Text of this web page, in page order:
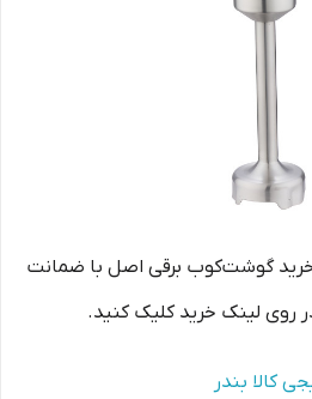
گوشت‌کوب برقی اصل با ضمانت
روی لینک خرید کلیک کنید.
کالا بندر